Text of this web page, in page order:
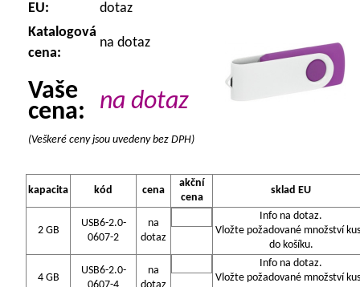
EU:
dotaz
Katalogová
cena:
na dotaz
Vaše
cena:
na dotaz
(Veškeré ceny jsou uvedeny bez DPH)
kapacita kód cena
akční
cena
sklad EU
2 GB
USB6-2.0-
0607-2
na
dotaz
Info na dotaz.
Vložte požadované množství
do košíku.
4 GB
USB6-2.0-
na
Info na dotaz.
Vložte požadované množství